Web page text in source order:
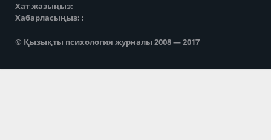
Хат жазыңыз:
Хабарласыңыз: ;
© Қызықты психология журналы 2008 — 2017